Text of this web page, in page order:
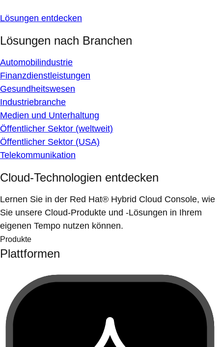
Lösungen entdecken
Lösungen nach Branchen
Automobilindustrie
Finanzdienstleistungen
Gesundheitswesen
Industriebranche
Medien und Unterhaltung
Öffentlicher Sektor (weltweit)
Öffentlicher Sektor (USA)
Telekommunikation
Cloud-Technologien entdecken
Lernen Sie in der Red Hat® Hybrid Cloud Console, wie
Sie unsere Cloud-Produkte und -Lösungen in Ihrem
eigenen Tempo nutzen können.
Produkte
Plattformen